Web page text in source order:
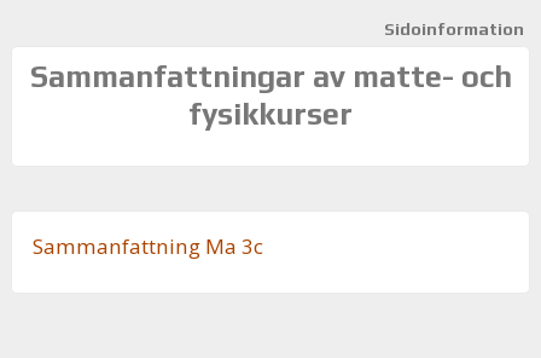
Sidoinformation
Sammanfattningar av matte- och
fysikkurser
Sam­man­fatt­ning Ma 3c